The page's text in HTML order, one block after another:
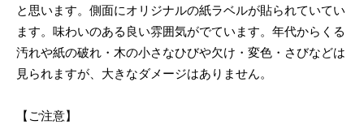
と思います。側面にオリジナルの紙ラベルが貼られていてい
ます。味わいのある良い雰囲気がでています。年代からくる
汚れや紙の破れ・木の小さなひびや欠け・変色・さびなどは
見られますが、大きなダメージはありません。
【ご注意】